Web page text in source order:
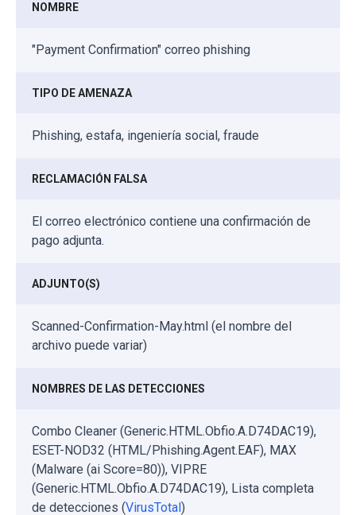
NOMBRE
"Payment Confirmation" correo phishing
TIPO DE AMENAZA
Phishing, estafa, ingeniería social, fraude
RECLAMACIÓN FALSA
El correo electrónico contiene una confirmación de
pago adjunta.
ADJUNTO(S)
Scanned-Confirmation-May.html (el nombre del
archivo puede variar)
NOMBRES DE LAS DETECCIONES
Combo Cleaner (Generic.HTML.Obfio.A.D74DAC19),
ESET-NOD32 (HTML/Phishing.Agent.EAF), MAX
(Malware (ai Score=80)), VIPRE
(Generic.HTML.Obfio.A.D74DAC19), Lista completa
de detecciones (VirusTotal )